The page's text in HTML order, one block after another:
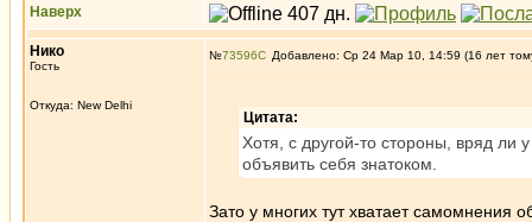
Наверх
Нико
Гость
Откуда: New Delhi
№73596 Добавлено: Ср 24 Мар 10, 14:59 (16 лет
Цитата:
Хотя, с другой-то стороны, вряд ли
объявить себя знатоком.
Зато у многих тут хватает самомнения